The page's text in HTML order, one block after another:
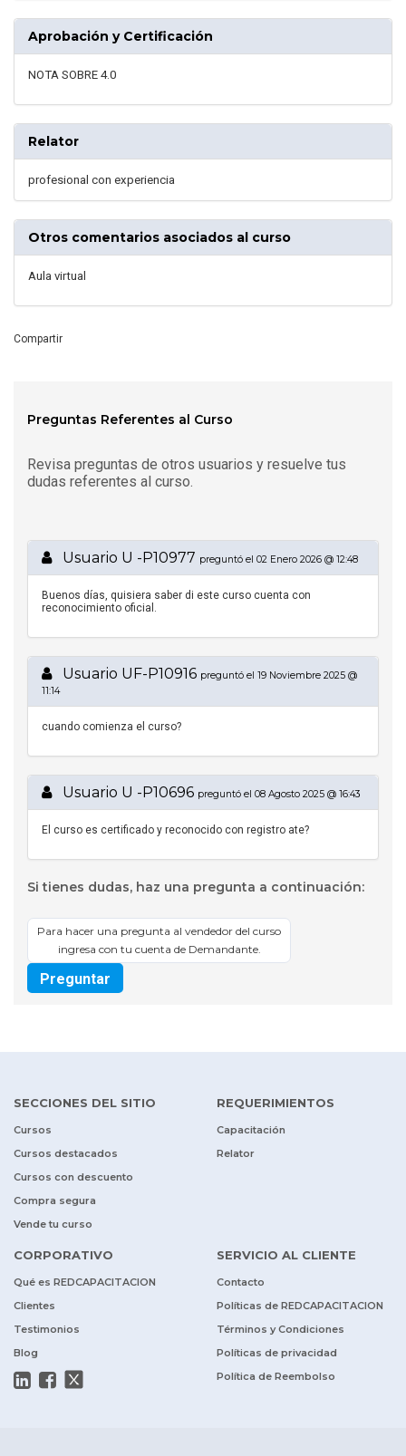
Aprobación y Certificación
NOTA SOBRE 4.0
Relator
profesional con experiencia
Otros comentarios asociados al curso
Aula virtual
Compartir
Preguntas Referentes al Curso
Revisa preguntas de otros usuarios y resuelve tus
dudas referentes al curso.
Usuario U -P10977 preguntó el 02 Enero 2026 @ 12:48
Buenos días, quisiera saber di este curso cuenta con
reconocimiento oficial.
Usuario UF-P10916 preguntó el 19 Noviembre 2025 @
11:14
cuando comienza el curso?
Usuario U -P10696 preguntó el 08 Agosto 2025 @ 16:43
El curso es certificado y reconocido con registro ate?
Si tienes dudas, haz una pregunta a continuación:
Para hacer una pregunta al vendedor del curso
ingresa con tu cuenta de Demandante.
Preguntar
SECCIONES DEL SITIO
Cursos
Cursos destacados
Cursos con descuento
Compra segura
Vende tu curso
REQUERIMIENTOS
Capacitación
Relator
CORPORATIVO
Qué es REDCAPACITACION
Clientes
Testimonios
Blog
SERVICIO AL CLIENTE
Contacto
Políticas de REDCAPACITACION
Términos y Condiciones
Políticas de privacidad
Política de Reembolso